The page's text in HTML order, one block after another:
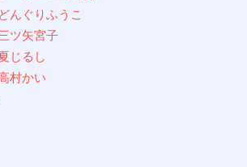
んぐりふうこ
ツ矢宮子
じるし
村かい